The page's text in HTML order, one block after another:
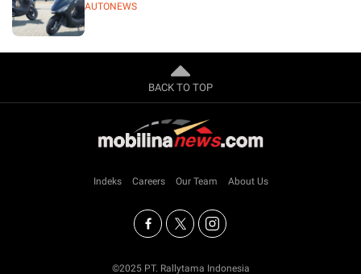
AUTONEWS
BACK TO TOP
Indeks Careers Our Team About Us
©2025 PT. Rallytama Indonesia